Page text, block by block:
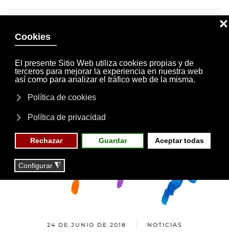
INVITACIONES
MI CUENTA
24 DE JUNIO DE 2018 NOTICIAS